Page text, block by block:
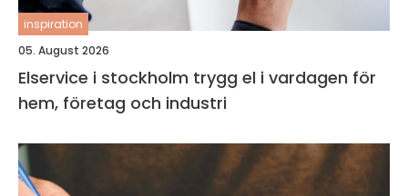
inspiration
05. August 2026
Elservice i stockholm trygg el i vardagen för
hem, företag och industri